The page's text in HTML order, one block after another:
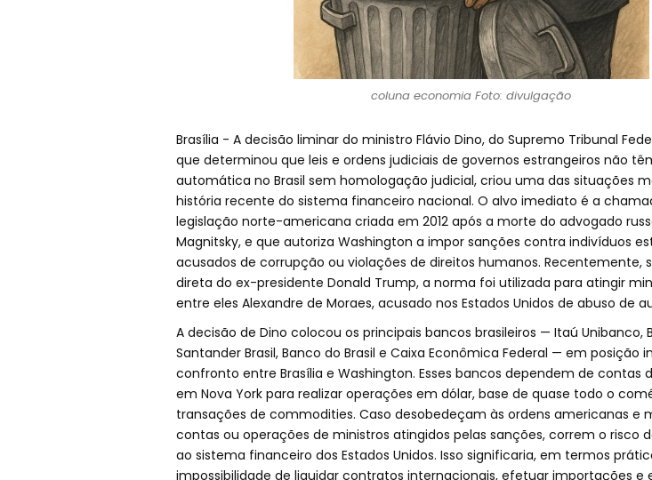
coluna economia Foto: divulgação
Brasília - A decisão liminar do ministro Flávio Dino, do Supremo Tribunal
que determinou que leis e ordens judiciais de governos estrangeiros não
automática no Brasil sem homologação judicial, criou uma das situações
história recente do sistema financeiro nacional. O alvo imediato é a
legislação norte-americana criada em 2012 após a morte do advogado
Magnitsky, e que autoriza Washington a impor sanções contra indivíduos
acusados de corrupção ou violações de direitos humanos. Recentemente,
direta do ex-presidente Donald Trump, a norma foi utilizada para atingir
entre eles Alexandre de Moraes, acusado nos Estados Unidos de abuso de
A decisão de Dino colocou os principais bancos brasileiros — Itaú Unibanco,
Santander Brasil, Banco do Brasil e Caixa Econômica Federal — em posição
confronto entre Brasília e Washington. Esses bancos dependem de contas
em Nova York para realizar operações em dólar, base de quase todo o
transações de commodities. Caso desobedeçam às ordens americanas e
contas ou operações de ministros atingidos pelas sanções, correm o risco
ao sistema financeiro dos Estados Unidos. Isso significaria, em termos
impossibilidade de liquidar contratos internacionais, efetuar importações e